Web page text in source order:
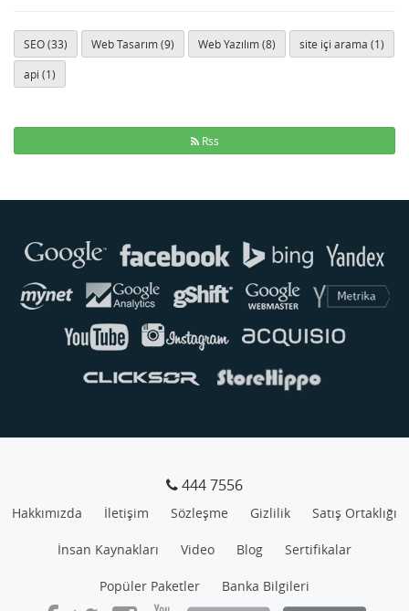
SEO (33) Web Tasarım (9) Web Yazılım (8) site içi arama (1)
api (1)
Rss
444 7556
Hakkımızda İletişim Sözleşme Gizlilik Satış Ortaklığı
İnsan Kaynakları Video Blog Sertifikalar
Popüler Paketler Banka Bilgileri
Genellikle anında yanıt verir